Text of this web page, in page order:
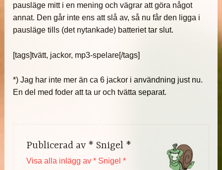
pausläge mitt i en mening och vägrar att göra något
annat. Den går inte ens att slå av, så nu får den ligga i
pausläge tills (det nytankade) batteriet tar slut.
[tags]tvätt, jackor, mp3-spelare[/tags]
*) Jag har inte mer än ca 6 jackor i användning just nu.
En del med foder att ta ur och tvätta separat.
Publicerad av * Snigel *
Visa alla inlägg av * Snigel *